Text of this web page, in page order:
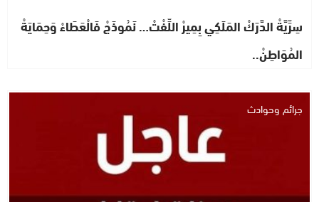
سِرِّيَّةْ الدَّرَكْ المَلَكِي بِمِيرْ اللِّفْتْ… نَمُوذَجْ فَالْعَطَاءْ وَحِمَايَةْ
المُوَاطِنْ..
جرائم وحوادث